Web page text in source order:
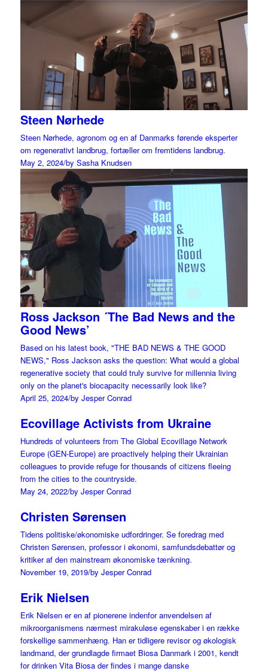
Steen Nørhede
Steen Nørhede, agronom og en af Danmarks førende eksperter
om regenerativt landbrug, fortæller om fremtidens landbrug.
May 2, 2024/by Sasha Knudsen
Ross Jackson ´The Bad News and the
Good News’
Based on his latest book, "THE BAD NEWS & THE GOOD
NEWS," Ross Jackson asks the question: What would a global
regenerative society that could truly survive for millennia living
only on the planet's biocapacity necessarily look like?
April 25, 2024/by Jesper Conrad
Ecovillage Activists from Ukraine
Hundreds of volunteers from The Global Ecovillage Network
Europe (GEN-Europe) are proactively helping their Ukrainian
colleagues to provide refuge for thousands of citizens fleeing
from the cities to the countryside.
May 24, 2022/by Jesper Conrad
Christen Sørensen
Tidens politiske/økonomiske udfordringer. Se foredrag med
Christen Sørensen, professor i økonomi, samfundsdebattør og
kritiker af den mainstream økonomiske tænkning.
November 19, 2019/by Jesper Conrad
Erik Nielsen
Erik Nielsen er en af pionerene indenfor anvendelsen af
mikroorganismens nærmest mirakuløse egenskaber i en række
forskellige sammenhæng. Han er tidligere revisor og økologisk
landmand, der grundlagde firmaet Biosa Danmark i 2001, kendt
for drinken Vita Biosa der findes i mange danske